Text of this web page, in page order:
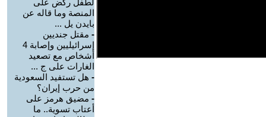
لطفل ركض على
المنصة وما قاله عن
بايدن يل ...
- مقتل جنديين
إسرائيليين وإصابة 4
أشخاص مع تصعيد
الغارات على ج ...
- هل تستفيد السعودية
من حرب إيران؟
- مضيق هرمز على
أعتاب تسوية.. ما